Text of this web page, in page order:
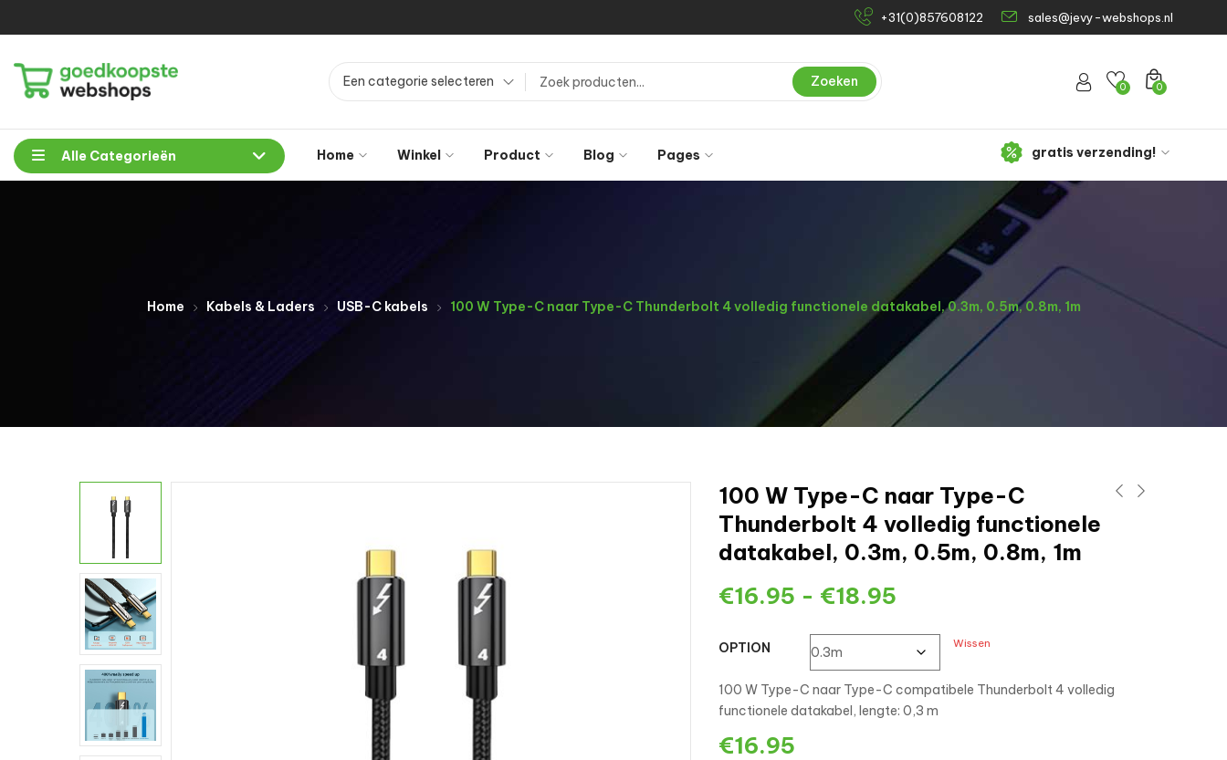
+31(0)857608122 sales@jevy-webshops.nl
Een categorie selecteren Zoeken 0
0
Alle Categorieën Home Winkel Product Blog Pages gratis verzending!
Home Kabels & Laders USB-C kabels 100 W Type-C naar Type-C Thunderbolt 4 volledig functionele datakabel, 0.3m, 0.5m, 0.8m, 1m
100 W Type-C naar Type-C
Thunderbolt 4 volledig functionele
datakabel, 0.3m, 0.5m, 0.8m, 1m
€16.95 - €18.95
OPTION Wissen
100 W Type-C naar Type-C compatibele Thunderbolt 4 volledig
functionele datakabel, lengte: 0,3 m
€16.95